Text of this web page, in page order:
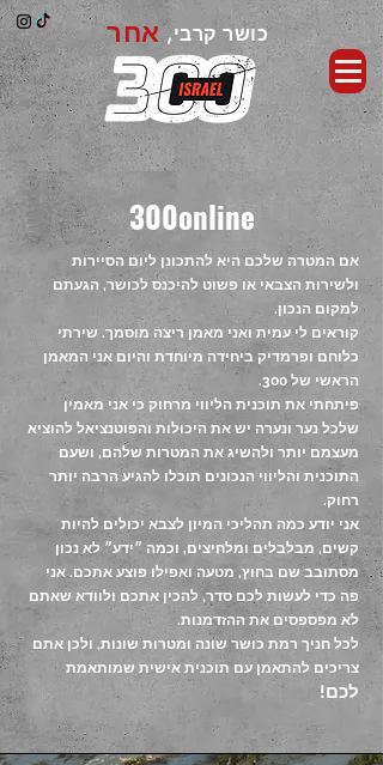
כושר קרבי, אחר
300online
אם המטרה שלכם היא להתכונן ליום הסיירות
ולשירות הצבאי או פשוט להיכנס לכושר, הגעתם
למקום הנכון.
קוראים לי עמית ואני מאמן ריצה מוסמך. שירתי
כלוחם ופרמדיק ביחידה מיוחדת והיום אני המאמן
הראשי של 300.
פיתחתי את תוכנית הליווי מרחוק כי אני מאמין
שלכל נער ונערה יש את היכולות והפוטנציאל להוציא
מעצמם יותר ולהשיג את המטרות שלהם, ושעם
התוכנית והליווי הנכונים תוכלו להגיע הרבה יותר
רחוק.
אני יודע כמה תהליכי המיון לצבא יכולים להיות
קשים, מבלבלים ומלחיצים, וכמה ״ידע״ לא נכון
מסתובב שם בחוץ, מטעה ואפילו פוצע אתכם. אני
פה כדי לעשות לכם סדר, להכין אתכם ולוודא שאתם
לא מפספסים את ההזדמנות.
לכל חניך רמת כושר שונה ומטרות שונות, ולכן אתם
צריכים להתאמן עם תוכנית אישית שמותאמת
לכם!